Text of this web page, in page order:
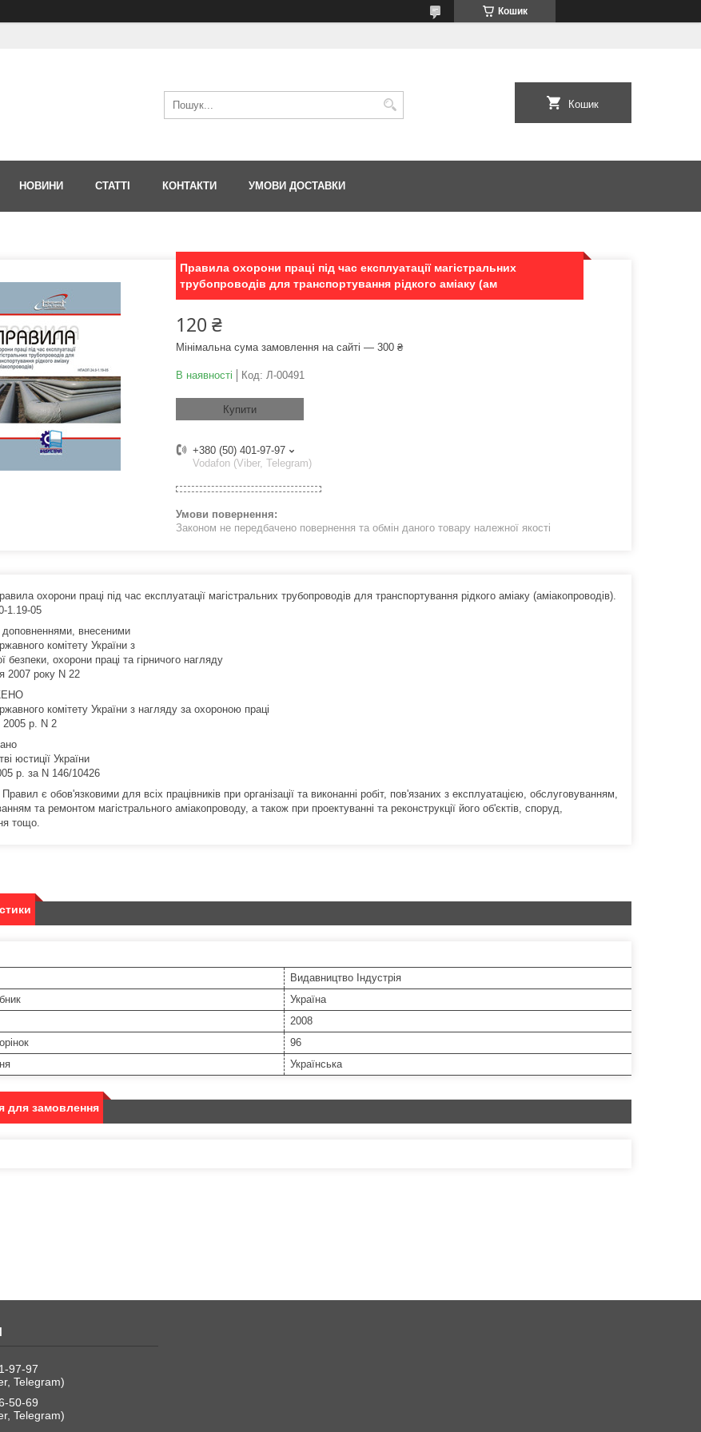
Кошик
Кошик
НОВИНИ СТАТТІ КОНТАКТИ УМОВИ ДОСТАВКИ
Правила охорони праці під час експлуатації магістральних
трубопроводів для транспортування рідкого аміаку (ам
120 ₴
Мінімальна сума замовлення на сайті — 300 ₴
В наявності Код: Л-00491
Купити
+380 (50) 401-97-97
Vodafon (Viber, Telegram)
Законом не передбачено повернення та обмін даного товару належної якості
охорони праці під час експлуатації магістральних трубопроводів для транспортування рідкого аміаку (аміакопроводів).
1.19-05
доповненнями, внесеними
комітету України з
безпеки, охорони праці та гірничого нагляду
2007 року N 22
комітету України з нагляду за охороною праці
2005 р. N 2
юстиції України
р. за N 146/10426
є обов'язковими для всіх працівників при організації та виконанні робіт, пов'язаних з експлуатацією, обслуговуванням,
та ремонтом магістрального аміакопроводу, а також при проектуванні та реконструкції його об'єктів, споруд,
тощо.
Видавництво Індустрія
Україна
2008
96
Українська
для замовлення
97-97
Telegram)
50-69
Telegram)